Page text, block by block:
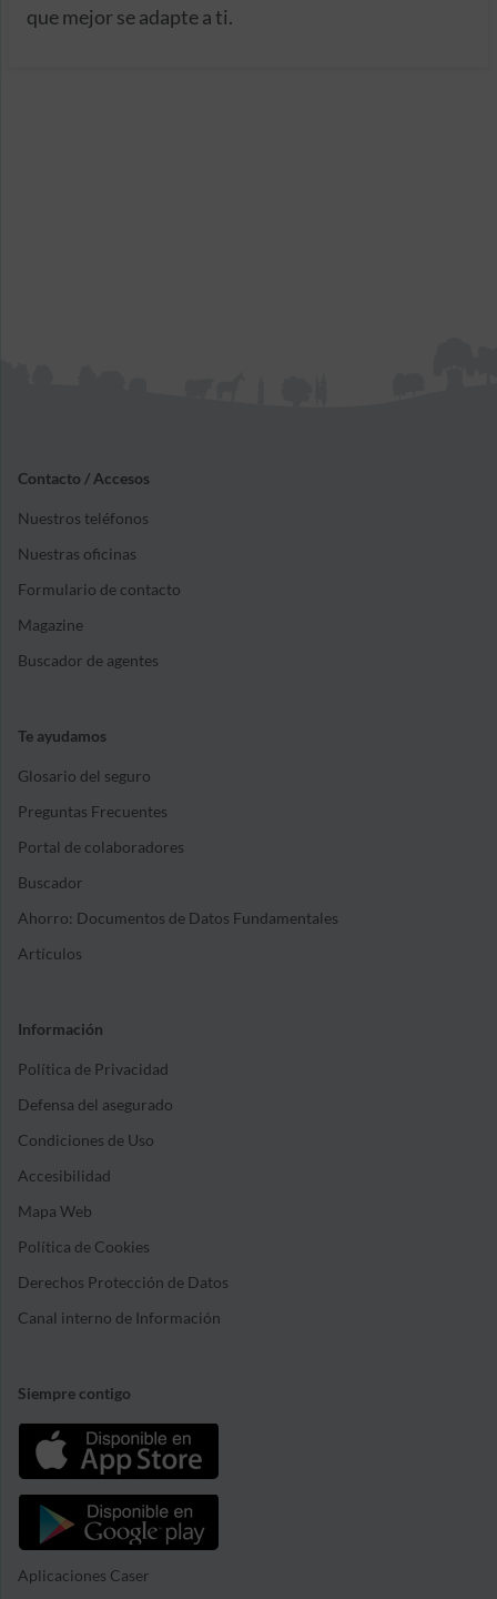
que mejor se adapte a ti.
Contacto / Accesos
Nuestros teléfonos
Nuestras oficinas
Formulario de contacto
Magazine
Buscador de agentes
Te ayudamos
Glosario del seguro
Preguntas Frecuentes
Portal de colaboradores
Buscador
Ahorro: Documentos de Datos Fundamentales
Artículos
Información
Política de Privacidad
Defensa del asegurado
Condiciones de Uso
Accesibilidad
Mapa Web
Política de Cookies
Derechos Protección de Datos
Canal interno de Información
Siempre contigo
Aplicaciones Caser